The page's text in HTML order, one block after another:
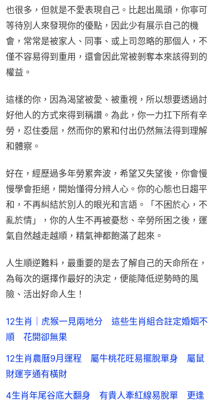
也很多，但就是不愛表現自己。比起出風頭，你寧可
等待別人來發現你的優點，因此少有展示自己的機
會，常常是被家人、同事、或上司忽略的那個人，不
僅不容易得到重用，還會因此常被剝奪本來該得到的
權益。
這樣的你，因為渴望被愛、被重視，所以想要透過討
好他人的方式來得到稱讚。為此，你一力扛下所有辛
勞，忍住委屈，然而你的累和付出仍然無法得到理解
和體察。
好在，經歷過多年勞累奔波，希望又失望後，你會慢
慢學會拒絕，開始懂得分辨人心。你的心態也日趨平
和，不再糾結於別人的眼光和言語。「不困於心，不
亂於情」，你的人生不再被憂愁、辛勞所困之後，運
氣自然越走越順，精氣神都飽滿了起來。
人生順逆難料，最重要的是去了解自己的天命所在，
為每次的選擇作最好的決定，便能降低逆勢時的風
險、活出好命人生！
12生肖｜虎猴一見兩地分 這些生肖組合註定婚姻不
順 花開卻無果
12生肖農曆9月運程 屬牛桃花旺易擺脫單身 屬鼠
財運亨通有橫財
4生肖年尾谷底大翻身 有貴人牽紅線易脫單 更逢